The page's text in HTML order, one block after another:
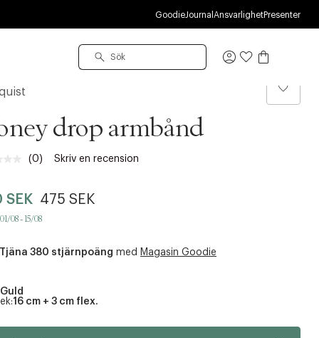
GoodieJournal AnsvarlighetPresenter
Logga
drop armbånd
Inget
till
sida.
(0) Skriv en recension
SEK 475 SEK
08 - 15/08
Tjäna 380 stjärnpoäng med Magasin Goodie
Guld
16 cm + 3 cm flex.